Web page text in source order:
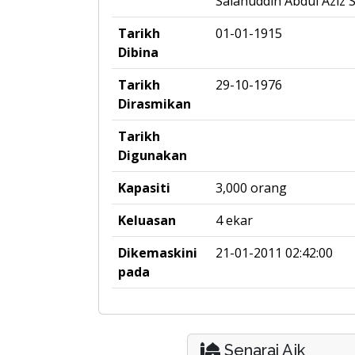
Tarikh
Dibina
01-01-1915
Tarikh
Dirasmikan
29-10-1976
Tarikh
Digunakan
Kapasiti
3,000 orang
Keluasan
4 ekar
Dikemaskini
pada
21-01-2011 02:42:00
Senarai Ajk